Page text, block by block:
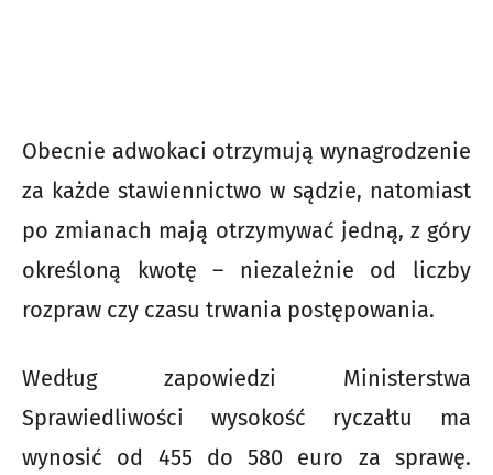
Obecnie adwokaci otrzymują wynagrodzenie
za każde stawiennictwo w sądzie, natomiast
po zmianach mają otrzymywać jedną, z góry
określoną kwotę – niezależnie od liczby
rozpraw czy czasu trwania postępowania.
Według zapowiedzi Ministerstwa
Sprawiedliwości wysokość ryczałtu ma
wynosić od 455 do 580 euro za sprawę.